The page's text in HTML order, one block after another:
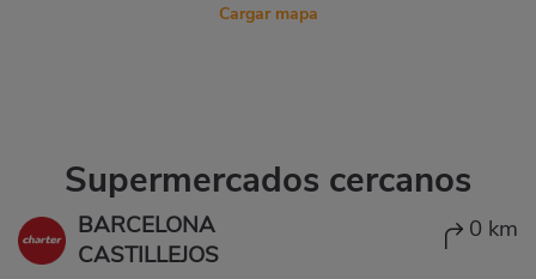
Cargar mapa
Supermercados cercanos
BARCELONA
CASTILLEJOS
0 km